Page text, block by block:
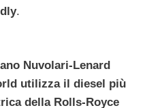
.
Nuvolari-Lenard
utilizza il diesel più
della Rolls-Royce